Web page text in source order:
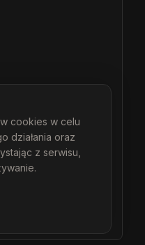
cookies w celu
działania oraz
z serwisu,